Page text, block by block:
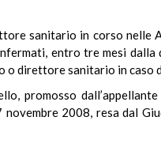
sanitario in corso nelle
entro tre mesi dalla
direttore sanitario in caso
promosso
novembre 2008, resa dal